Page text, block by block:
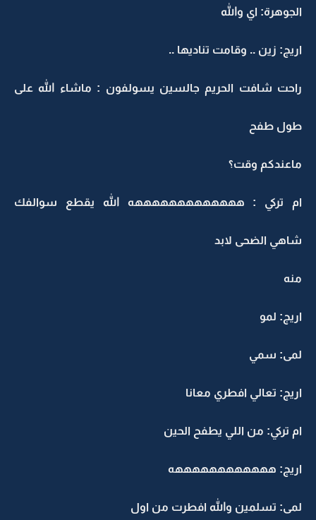
الجوهرة: اي والله
اريج: زين .. وقامت تناديها ..
راحت شافت الحريم جالسين يسولفون : ماشاء الله على
طول طفح
ماعندكم وقت؟
ام تركي : هههههههههههههه الله يقطع سوالفك
شاهي الضحى لابد
منه
اريج: لمو
لمى: سمي
اريج: تعالي افطري معانا
ام تركي: من اللي يطفح الحين
اريج: ههههههههههههه
لمى: تسلمين والله افطرت من اول